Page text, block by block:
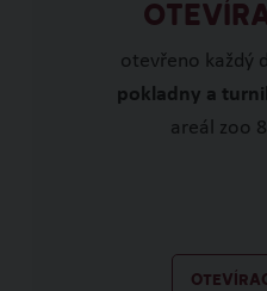
otevřeno každý
pokladny a
areál zoo